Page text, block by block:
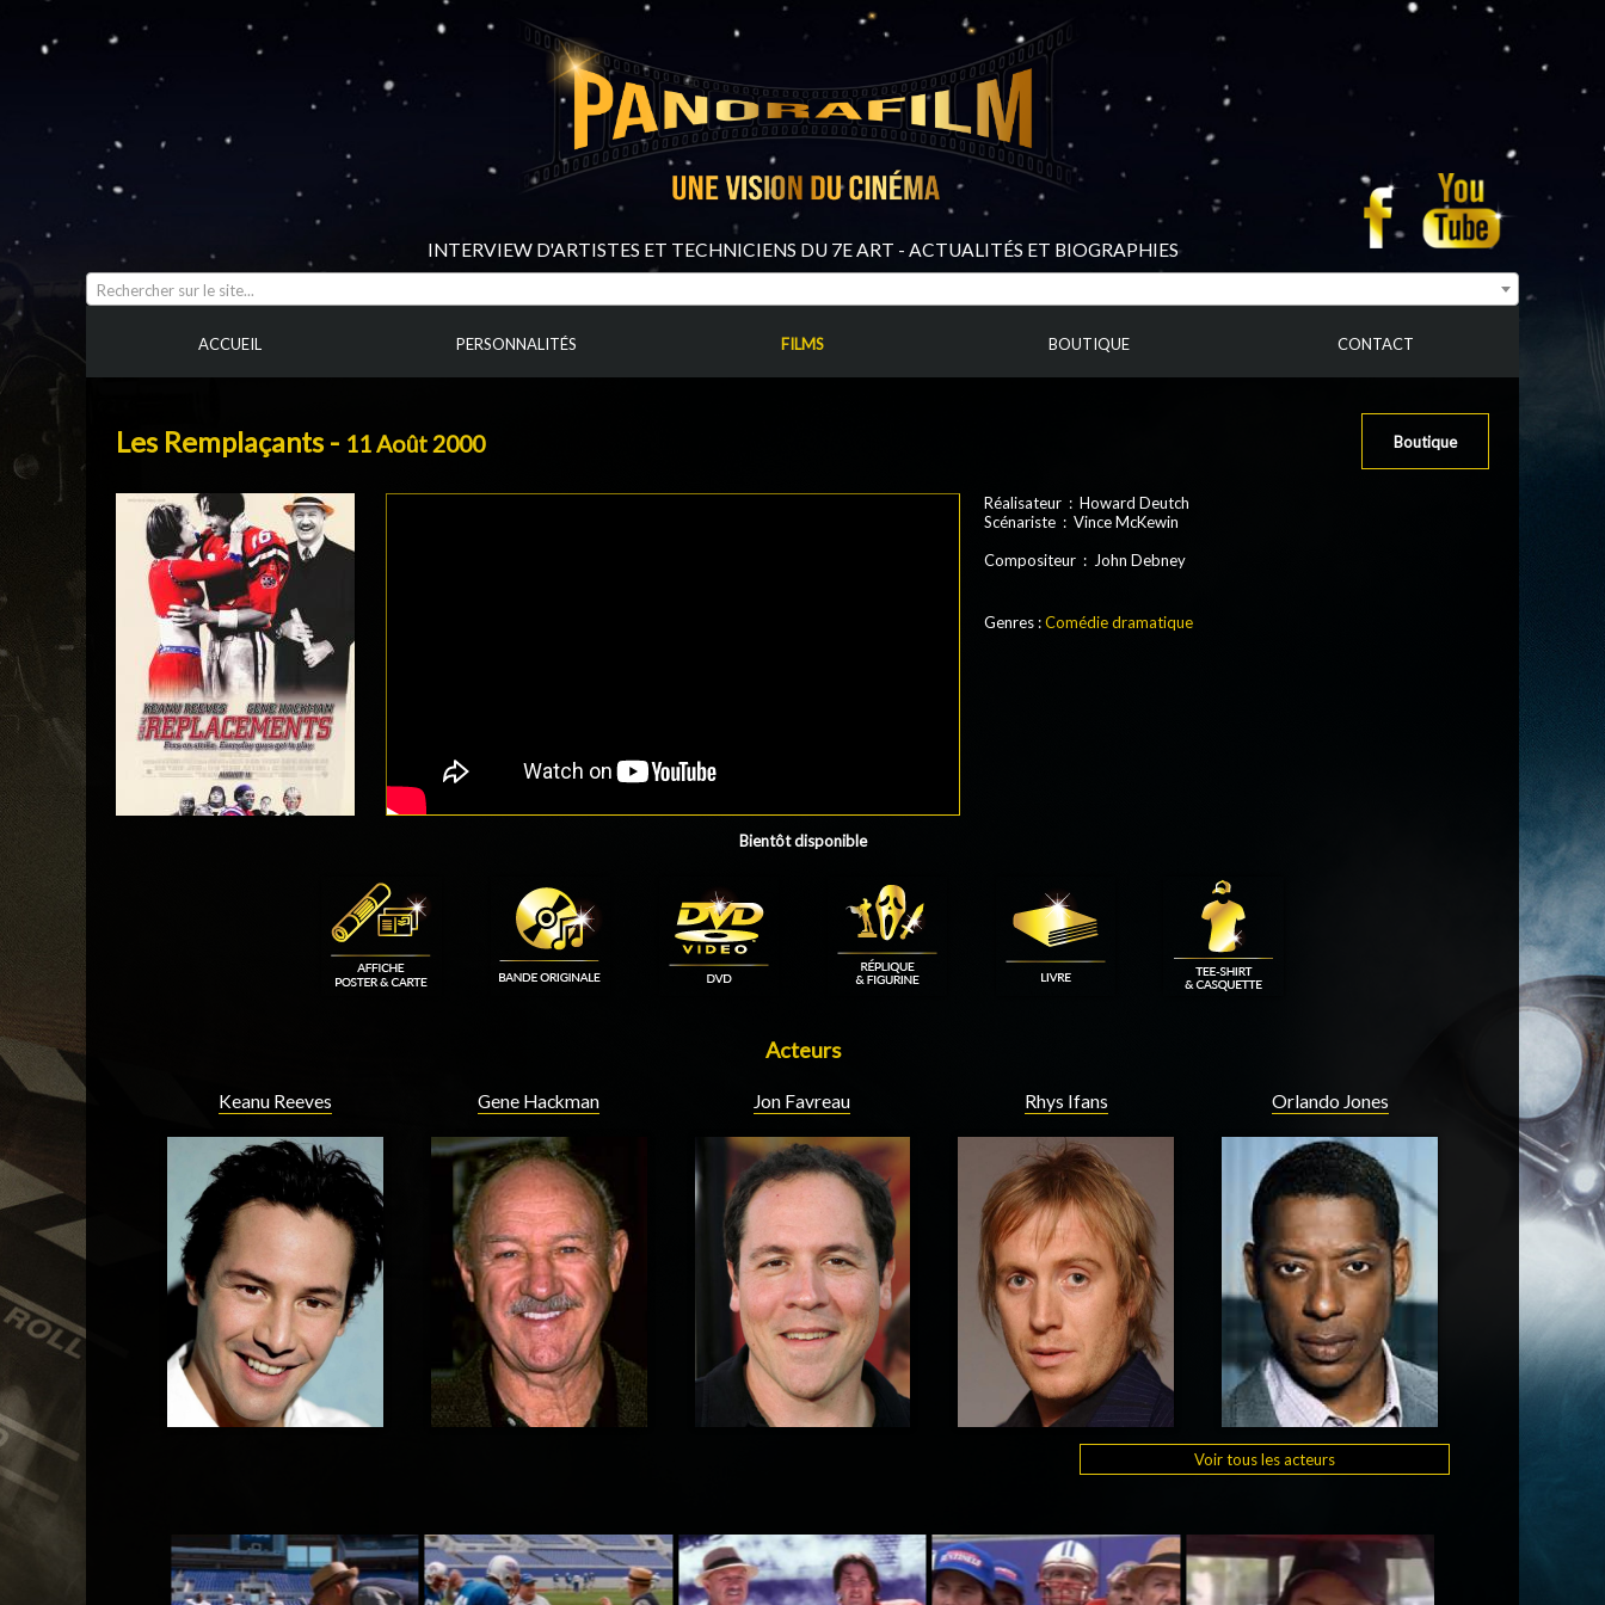
INTERVIEW D'ARTISTES ET TECHNICIENS DU 7E ART - ACTUALITÉS ET BIOGRAPHIES
Rechercher sur le site...
ACCUEIL PERSONNALITÉS FILMS BOUTIQUE CONTACT
Les Remplaçants - 11 Août 2000 Boutique
Réalisateur : Howard Deutch
Scénariste : Vince McKewin
Compositeur : John Debney
Genres :Comédie dramatique
Bientôt disponible
Acteurs
Keanu Reeves Gene Hackman Jon Favreau Rhys Ifans Orlando Jones
Voir tous les acteurs